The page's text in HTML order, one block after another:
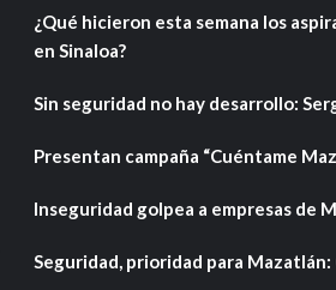
¿Qué hicieron esta semana los
en Sinaloa?
Sin seguridad no hay desarrollo:
Presentan campaña “Cuéntame
Inseguridad golpea a empresas de
Seguridad, prioridad para